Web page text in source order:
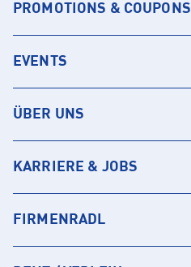
PROMOTIONS & COUPONS
EVENTS
ÜBER UNS
KARRIERE & JOBS
FIRMENRADL